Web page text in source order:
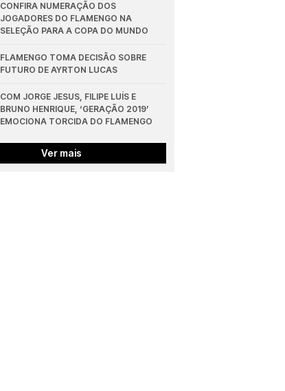
CONFIRA NUMERAÇÃO DOS
JOGADORES DO FLAMENGO NA
SELEÇÃO PARA A COPA DO MUNDO
FLAMENGO TOMA DECISÃO SOBRE
FUTURO DE AYRTON LUCAS
COM JORGE JESUS, FILIPE LUÍS E
BRUNO HENRIQUE, ‘GERAÇÃO 2019’
EMOCIONA TORCIDA DO FLAMENGO
Ver mais